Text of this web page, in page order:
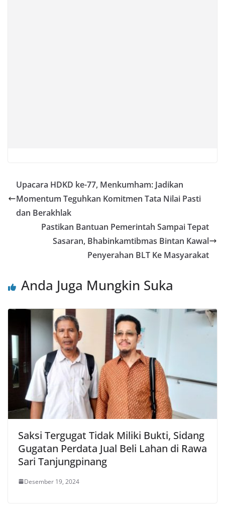
Upacara HDKD ke-77, Menkumham: Jadikan
Momentum Teguhkan Komitmen Tata Nilai Pasti
dan Berakhlak
Pastikan Bantuan Pemerintah Sampai Tepat
Sasaran, Bhabinkamtibmas Bintan Kawal
Penyerahan BLT Ke Masyarakat
Anda Juga Mungkin Suka
Saksi Tergugat Tidak Miliki Bukti, Sidang
Gugatan Perdata Jual Beli Lahan di Rawa
Sari Tanjungpinang
Desember 19, 2024